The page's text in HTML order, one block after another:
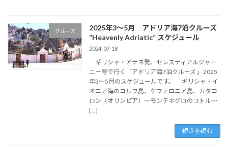
クルーズ
2025年3～5月 アドリア海7泊クルーズ
”Heavenly Adriatic” スケジュール
2024-07-18
ギリシャ・アテネ発、セレスティアルジャー
ニー号で行く「アドリア海7泊クルーズ 」2025
年3～5月のスケジュールです。 ギリシャ・イ
オニア海のコルフ島、ケファロニア島、カタコ
ロン（オリンピア）～モンテネグロのコトル～
[…]
続きを読む